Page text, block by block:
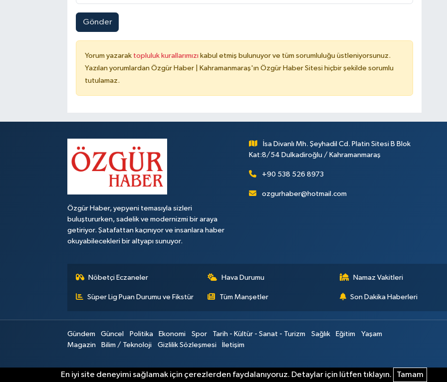
Gönder
Yorum yazarak topluluk kurallarımızı kabul etmiş bulunuyor ve tüm sorumluluğu üstleniyorsunuz.
Yazılan yorumlardan Özgür Haber | Kahramanmaraş'ın Özgür Haber Sitesi hiçbir şekilde sorumlu
tutulamaz.
Özgür Haber, yepyeni temasıyla sizleri
buluştururken, sadelik ve modernizmi bir araya
getiriyor. Şatafattan kaçınıyor ve insanlara haber
okuyabilecekleri bir altyapı sunuyor.
İsa Divanlı Mh. Şeyhadil Cd. Platin Sitesi B Blok
Kat:8/54 Dulkadiroğlu / Kahramanmaraş
+90 538 526 8973
ozgurhaber@hotmail.com
Nöbetçi Eczaneler Hava Durumu Namaz Vakitleri
Süper Lig Puan Durumu ve Fikstür Tüm Manşetler Son Dakika Haberleri
Gündem Güncel Politika Ekonomi Spor Tarih - Kültür - Sanat - Turizm Sağlık Eğitim
Yaşam
Magazin
Bilim / Teknoloji Gizlilik Sözleşmesi İletişim
En iyi site deneyimi sağlamak için çerezlerden faydalanıyoruz. Detaylar için lütfen tıklayın. Tamam